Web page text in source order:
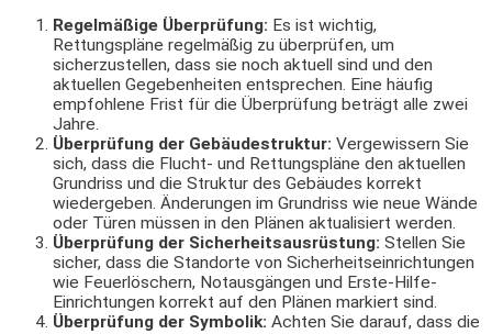
Regelmäßige Überprüfung: Es ist wichtig,
Rettungspläne regelmäßig zu überprüfen, um
sicherzustellen, dass sie noch aktuell sind und den
aktuellen Gegebenheiten entsprechen. Eine häufig
empfohlene Frist für die Überprüfung beträgt alle zwei
Jahre.
Überprüfung der Gebäudestruktur: Vergewissern Sie
sich, dass die Flucht- und Rettungspläne den aktuellen
Grundriss und die Struktur des Gebäudes korrekt
wiedergeben. Änderungen im Grundriss wie neue Wände
oder Türen müssen in den Plänen aktualisiert werden.
Überprüfung der Sicherheitsausrüstung: Stellen Sie
sicher, dass die Standorte von Sicherheitseinrichtungen
wie Feuerlöschern, Notausgängen und Erste-Hilfe-
Einrichtungen korrekt auf den Plänen markiert sind.
Überprüfung der Symbolik: Achten Sie darauf, dass die